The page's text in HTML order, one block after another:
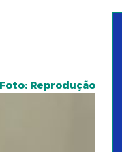
Reprodução